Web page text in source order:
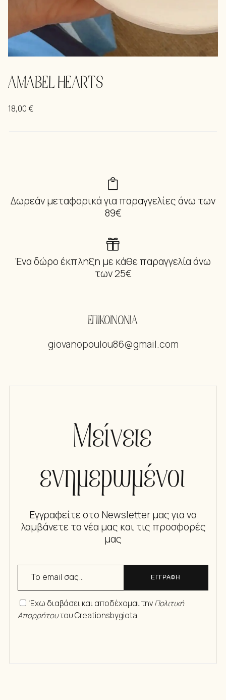
AMABEL HEARTS
18,00€
Δωρεάν μεταφορικά για παραγγελίες άνω των
89€
Ένα δώρο έκπληξη με κάθε παραγγελία άνω
των 25€
ΕΠΙΚΟΙΝΩΝΙΑ
giovanopoulou86@gmail.com
Μείνετε
ενημερωμένοι
Εγγραφείτε στο Newsletter μας για να
λαμβάνετε τα νέα μας και τις προσφορές
μας
ΕΓΓΡΑΦΗ
Έχω διαβάσει και αποδέχομαι τηνΠολιτική
Απορρήτουτου Creationsbygiota